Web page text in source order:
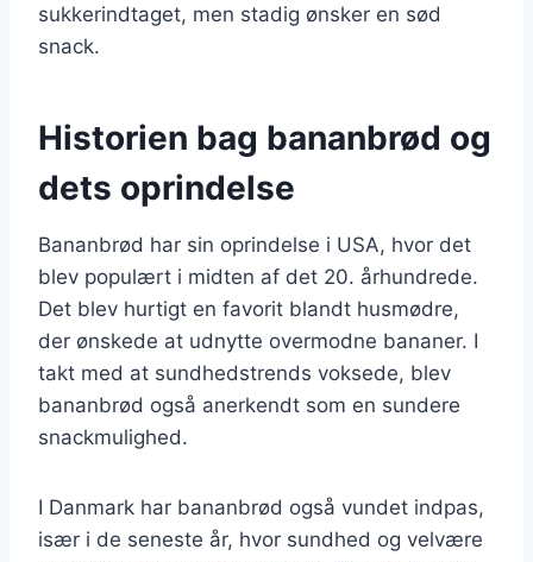
sukkerindtaget, men stadig ønsker en sød
snack.
Historien bag bananbrød og
dets oprindelse
Bananbrød har sin oprindelse i USA, hvor det
blev populært i midten af det 20. århundrede.
Det blev hurtigt en favorit blandt husmødre,
der ønskede at udnytte overmodne bananer. I
takt med at sundhedstrends voksede, blev
bananbrød også anerkendt som en sundere
snackmulighed.
I Danmark har bananbrød også vundet indpas,
især i de seneste år, hvor sundhed og velvære